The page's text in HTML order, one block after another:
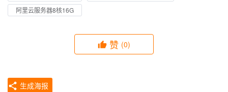
阿里云服务器8核16G
赞 (0)
生成海报